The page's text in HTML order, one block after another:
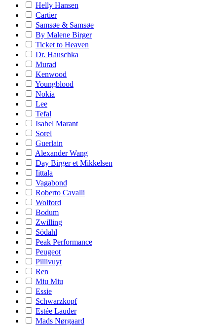
Helly Hansen
Cartier
Samsøe & Samsøe
By Malene Birger
Ticket to Heaven
Dr. Hauschka
Murad
Kenwood
Youngblood
Nokia
Lee
Tefal
Isabel Marant
Sorel
Guerlain
Alexander Wang
Day Birger et Mikkelsen
Iittala
Vagabond
Roberto Cavalli
Wolford
Bodum
Zwilling
Södahl
Peak Performance
Peugeot
Pillivuyt
Ren
Miu Miu
Essie
Schwarzkopf
Estée Lauder
Mads Nørgaard